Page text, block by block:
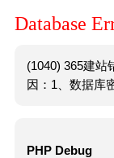
Database
(1040) 365建站
因：1、数据库
PHP Debug